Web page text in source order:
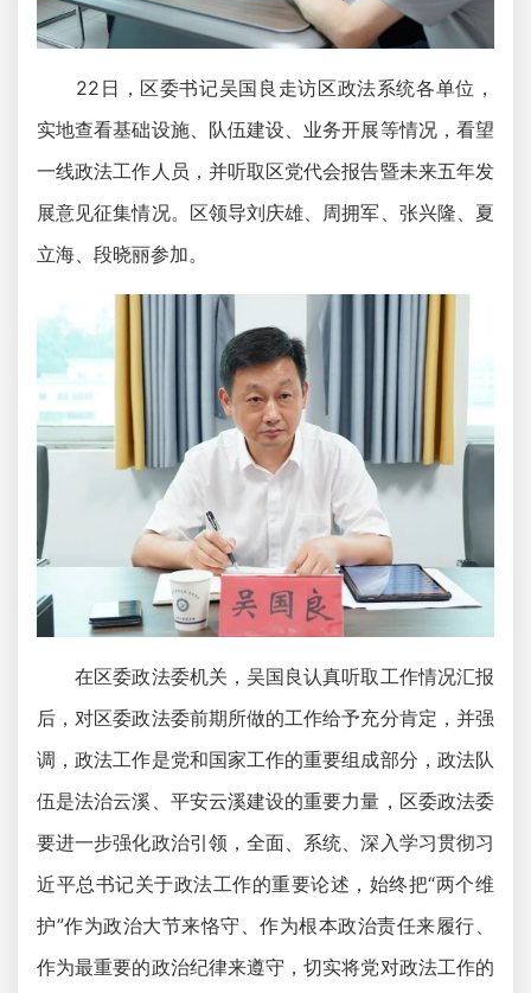
22日，区委书记吴国良走访区政法系统各单位，
实地查看基础设施、队伍建设、业务开展等情况，看望
一线政法工作人员，并听取区党代会报告暨未来五年发
展意见征集情况。区领导刘庆雄、周拥军、张兴隆、夏
立海、段晓丽参加。
在区委政法委机关，吴国良认真听取工作情况汇报
后，对区委政法委前期所做的工作给予充分肯定，并强
调，政法工作是党和国家工作的重要组成部分，政法队
伍是法治云溪、平安云溪建设的重要力量，区委政法委
要进一步强化政治引领，全面、系统、深入学习贯彻习
近平总书记关于政法工作的重要论述，始终把“两个维
护”作为政治大节来恪守、作为根本政治责任来履行、
作为最重要的政治纪律来遵守，切实将党对政法工作的